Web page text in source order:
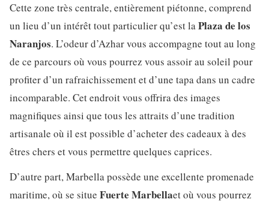
Cette zone très centrale, entièrement piétonne, comprend
un lieu d’un intérêt tout particulier qu’est laPlaza de los
Naranjos. L’odeur d’Azhar vous accompagne tout au long
de ce parcours où vous pourrez vous assoir au soleil pour
profiter d’un rafraichissement et d’une tapa dans un cadre
incomparable. Cet endroit vous offrira des images
magnifiques ainsi que tous les attraits d’une tradition
artisanale où il est possible d’acheter des cadeaux à des
êtres chers et vous permettre quelques caprices.
D’autre part, Marbella possède une excellente promenade
maritime, où se situe Fuerte Marbellaet où vous pourrez